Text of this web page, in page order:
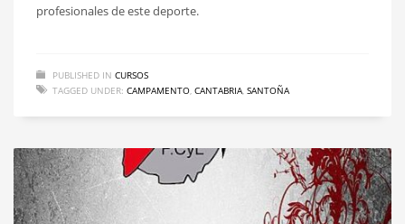
profesionales de este deporte.
PUBLISHED IN CURSOS
TAGGED UNDER: CAMPAMENTO CANTABRIA SANTOÑA